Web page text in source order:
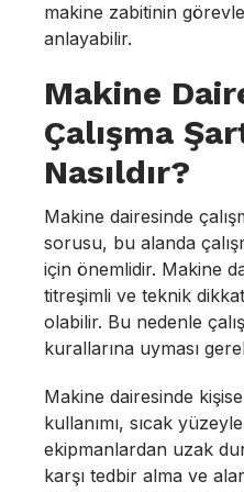
makine zabitinin
anlayabilir.
Makine
Çalışma
Nasıldır?
Makine dairesinde
sorusu, bu alanda
için önemlidir. Makine
titreşimli ve teknik
olabilir. Bu nedenle
kurallarına uyması
Makine dairesinde
kullanımı, sıcak
ekipmanlardan uzak
karşı tedbir alma ve